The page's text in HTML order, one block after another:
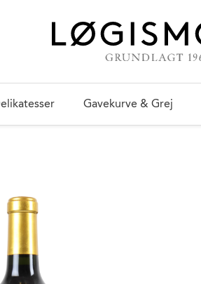
Gavekurve & Grej